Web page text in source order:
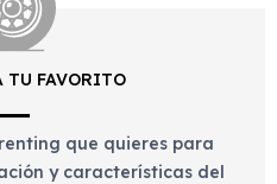
TU FAVORITO
que quieres para
y características del